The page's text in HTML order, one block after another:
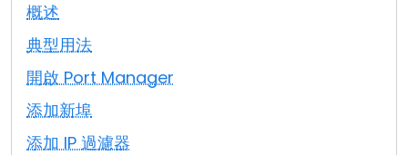
概述
典型用法
開啟 Port Manager
添加新埠
添加 IP 過濾器
活動目錄支援
MSI 配置
雲端與內部部署